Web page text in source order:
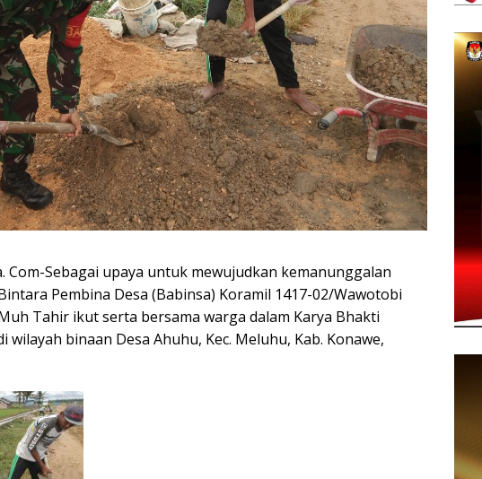
Com-Sebagai upaya untuk mewujudkan kemanunggalan
Pembina Desa (Babinsa) Koramil 1417-02/Wawotobi
Tahir ikut serta bersama warga dalam Karya Bhakti
binaan Desa Ahuhu, Kec. Meluhu, Kab. Konawe,